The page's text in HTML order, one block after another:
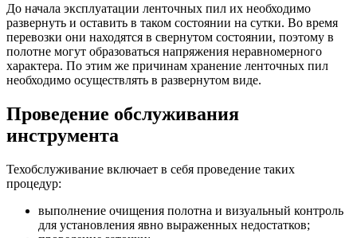
До начала эксплуатации ленточных пил их необходимо
развернуть и оставить в таком состоянии на сутки. Во время
перевозки они находятся в свернутом состоянии, поэтому в
полотне могут образоваться напряжения неравномерного
характера. По этим же причинам хранение ленточных пил
необходимо осуществлять в развернутом виде.
Проведение обслуживания
инструмента
Техобслуживание включает в себя проведение таких
процедур:
выполнение очищения полотна и визуальный контроль
для установления явно выраженных недостатков;